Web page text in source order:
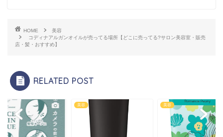
HOME
美容
コディナアルガンオイルが売ってる場所【どこに売ってる?サロン美容室・販売
店・髪・おすすめ】
RELATED POST
美容 美容